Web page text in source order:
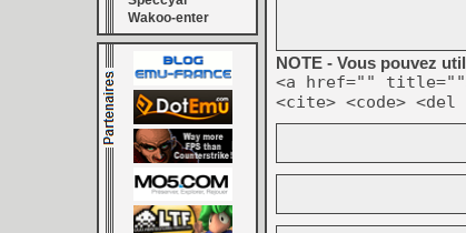
Wakoo-enter
NOTE - Vous pouvez
<a href=""
<cite> <code>